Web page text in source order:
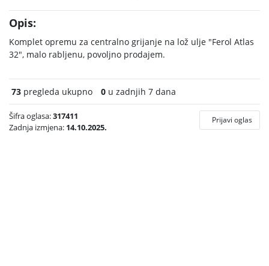
Opis:
Komplet opremu za centralno grijanje na lož ulje "Ferol Atlas
32", malo rabljenu, povoljno prodajem.
73 pregleda ukupno 0 u zadnjih 7 dana
Šifra oglasa:317411
Zadnja izmjena: 14.10.2025.
Prijavi oglas